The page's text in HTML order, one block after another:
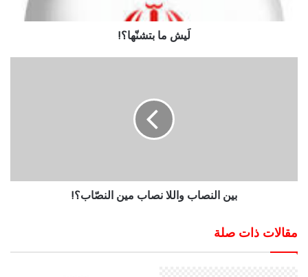
لَيش ما بتشنّها؟!
بين النصاب واللا نصاب مين النصّاب؟!
مقالات ذات صلة